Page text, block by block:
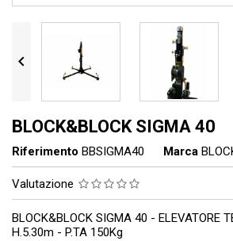

BLOCK&BLOCK SIGMA 40
Riferimento BBSIGMA40 Marca
Valutazione
BLOCK&BLOCK SIGMA 40 - ELEVATORE
H.5.30m - P.TA 150Kg